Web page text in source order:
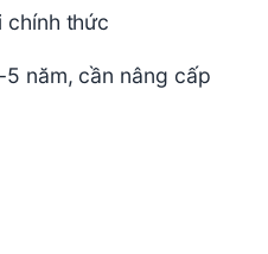
chính thức
năm, cần nâng cấp